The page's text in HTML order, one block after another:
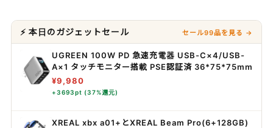
⚡ 本日のガジェットセール セール99品を見る →
UGREEN 100W PD 急速充電器 USB-C×4/USB-
A×1 タッチモニター搭載 PSE認証済 36*75*75mm
¥9,980
+3693pt (37%還元)
XREAL xbx a01+とXREAL Beam Pro(6+128GB)